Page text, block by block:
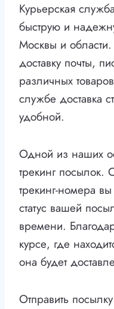
Курьерская
быструю и
Москвы и
доставку почты,
различных
службе доставка
удобной.
Одной из наших
трекинг
трекинг-номера
статус вашей
времени.
курсе, где
она будет
Отправить